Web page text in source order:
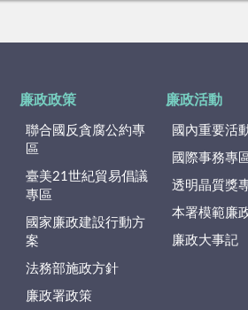
廉政政策
聯合國反貪腐公約專
區
臺美21世紀貿易倡議
專區
國家廉政建設行動方
案
法務部施政方針
廉政署政策
廉政活動
國內重要活
國際事務專
透明晶質獎
本署模範廉
廉政大事記